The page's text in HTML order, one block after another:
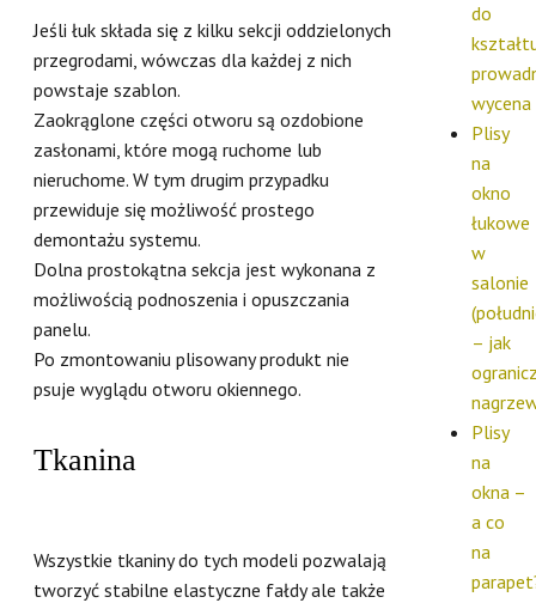
Jeśli łuk składa się z kilku sekcji oddzielonych
przegrodami, wówczas dla każdej z nich
powstaje szablon.
Zaokrąglone części otworu są ozdobione
zasłonami, które mogą ruchome lub
nieruchome. W tym drugim przypadku
przewiduje się możliwość prostego
demontażu systemu.
Dolna prostokątna sekcja jest wykonana z
możliwością podnoszenia i opuszczania
panelu.
Po zmontowaniu plisowany produkt nie
psuje wyglądu otworu okiennego.
Tkanina
Wszystkie tkaniny do tych modeli pozwalają
tworzyć stabilne elastyczne fałdy ale także
do
wycena
Plisy
na
okno
łukowe
w
salonie
– jak
Plisy
na
okna –
a co
na